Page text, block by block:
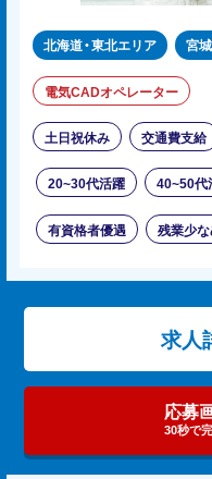
北海道・東北エリア 宮
電気CADオペレーター
土日祝休み 交通費支給
20~30代活躍 40~50代
有資格者優遇 残業少
求人
応募
30秒で